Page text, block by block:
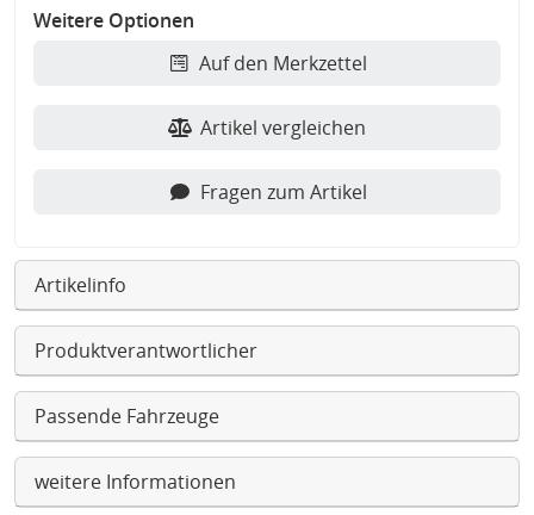
Weitere Optionen
Auf den Merkzettel
Artikel vergleichen
Fragen zum Artikel
Artikelinfo
Produktverantwortlicher
Passende Fahrzeuge
weitere Informationen